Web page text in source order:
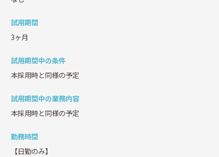
試用期間
3ヶ月
試用期間中の条件
本採用時と同様の予定
試用期間中の業務内容
本採用時と同様の予定
勤務時間
【日勤のみ】